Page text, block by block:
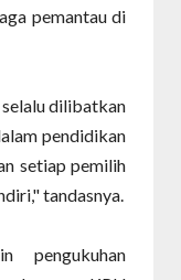
pemantau di
dilibatkan
pendidikan
setiap pemilih
tandasnya.
pengukuhan